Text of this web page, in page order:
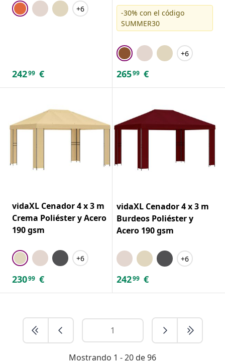
+6
24299 €
-30% con el código
SUMMER30
+6
26599 €
vidaXL Cenador 4 x 3 m
Crema Poliéster y Acero
190 gsm
+6
23099 €
vidaXL Cenador 4 x 3 m
Burdeos Poliéster y
Acero 190 gsm
+6
24299 €
Mostrando 1 - 20 de 96